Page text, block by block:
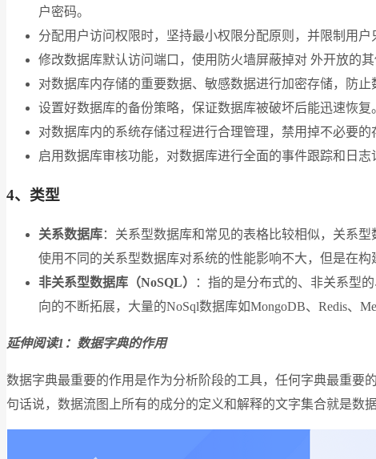
户密码。
分配用户访问权限时，坚持最小权限分配原则，并限制用
修改数据库默认访问端口，使用防火墙屏蔽掉对 外开放的
对数据库内存储的重要数据、敏感数据进行加密存储，防止
设置好数据库的备份策略，保证数据库被破坏后能迅速恢复
对数据库内的系统存储过程进行合理管理，禁用掉不必要
启用数据库审核功能，对数据库进行全面的事件跟踪和日志
4、类型
关系数据库：关系型数据库和常见的表格比较相似，关系
使用不同的关系型数据库对系统的性能影响不大，但是在
非关系型数据库（NoSQL）
：指的是分布式的、非关系型
向的不断拓展，大量的NoSql数据库如MongoDB、Redis、
延伸阅读1：数据字典的作用
数据字典最重要的作用是作为分析阶段的工具，任何字典最重要
句话说，数据流图上所有的成分的定义和解释的文字集合就是数